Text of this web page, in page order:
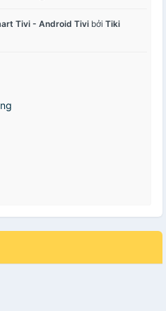
Tivi - Android Tivi bởi Tiki